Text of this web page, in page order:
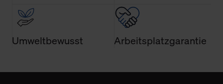
Umweltbewusst Arbeitsplatzgarantie